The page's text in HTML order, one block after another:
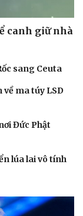
canh giữ nhà
sang Ceuta
về ma túy LSD
Đức Phật
lúa lai vô tính